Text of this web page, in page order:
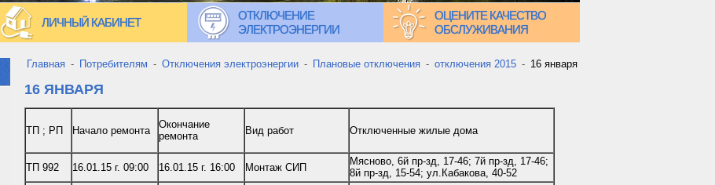
ЛИЧНЫЙ КАБИНЕТ
ОТКЛЮЧЕНИЕ
ЭЛЕКТРОЭНЕРГИИ
ОЦЕНИТЕ КАЧЕСТВО
ОБСЛУЖИВАНИЯ
Главная - Потребителям - Отключения электроэнергии - Плановые отключения - отключения 2015 - 16 января
16 ЯНВАРЯ
ТП ; РП Начало ремонта
Окончание
ремонта
Вид работ Отключенные жилые дома
ТП 992 16.01.15 г. 09:00 16.01.15 г. 16:00 Монтаж СИП
Мясново, 6й пр-зд, 17-46; 7й пр-зд, 17-46;
8й пр-зд, 15-54; ул.Кабакова, 40-52